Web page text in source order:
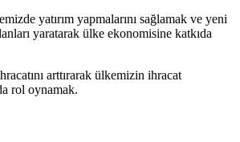
yatırım yapmalarını sağlamak ve yeni
yaratarak ülke ekonomisine katkıda
arttırarak ülkemizin ihracat
rol oynamak.